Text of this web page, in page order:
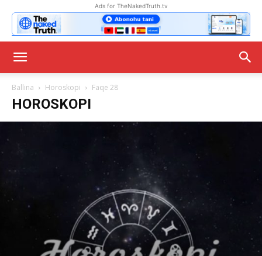
Ads for TheNakedTruth.tv
Ballina Horoskopi Faqe 28
HOROSKOPI